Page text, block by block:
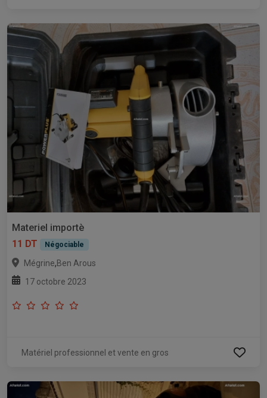
Materiel importè
11 DT
Négociable
Mégrine,Ben Arous
17 octobre 2023
Matériel professionnel et vente en gros